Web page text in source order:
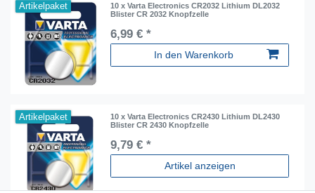
Artikelpaket
10 x Varta Electronics CR2032 Lithium DL2032
Blister CR 2032 Knopfzelle
6,99 € *
In den Warenkorb
Artikelpaket
10 x Varta Electronics CR2430 Lithium DL2430
Blister CR 2430 Knopfzelle
9,79 € *
Artikel anzeigen